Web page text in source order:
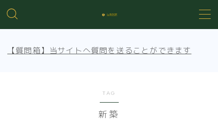
【質問箱】当サイトへ質問を送ることができます
TAG
新築